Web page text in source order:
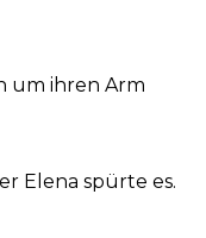
um ihren Arm
Elena spürte es.